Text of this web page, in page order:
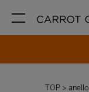
TOP anello